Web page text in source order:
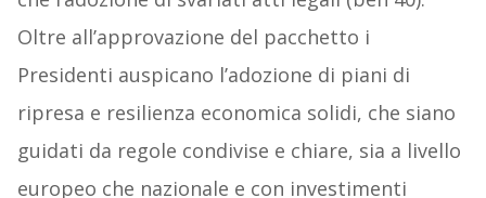
Oltre all’approvazione del pacchetto i
Presidenti auspicano l’adozione di piani di
ripresa e resilienza economica solidi, che siano
guidati da regole condivise e chiare, sia a livello
europeo che nazionale e con investimenti